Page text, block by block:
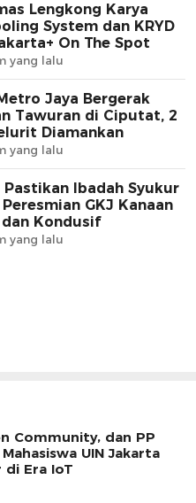
Lengkong Karya
System dan KRYD
On The Spot
yang lalu
Jaya Bergerak
Tawuran di Ciputat, 2
Diamankan
yang lalu
Pastikan Ibadah Syukur
GKJ Kanaan
dan Kondusif
yang lalu
Community, dan PP
UIN Jakarta
di Era IoT